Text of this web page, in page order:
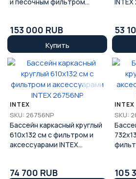
153 000 RUB
Купить
53
INTEX
SKU: 26756NP
Бассейн каркасный круглый
610х132 см с фильтром и
аксессуарами INTEX
74 700 RUB
INTEX
SKU:
105